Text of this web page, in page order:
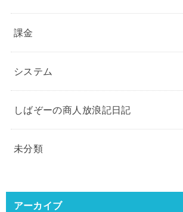
課金
システム
しばぞーの商人放浪記日記
未分類
アーカイブ